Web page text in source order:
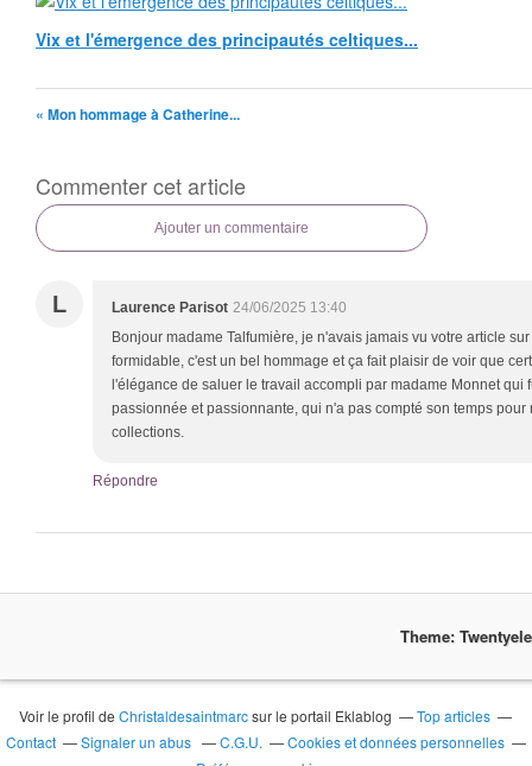
Vix et l'émergence des principautés celtiques...
« Mon hommage à Catherine...
Commenter cet article
Ajouter un commentaire
L Laurence Parisot 24/06/2025 13:40
Bonjour madame Talfumière, je n'avais jamais vu votre article
formidable, c'est un bel hommage et ça fait plaisir de voir que
l'élégance de saluer le travail accompli par madame Monnet qui
passionnée et passionnante, qui n'a pas compté son temps pour
collections.
Répondre
Theme:
Voir le profil deChristaldesaintmarcsur le portail Eklablog
Top articles
Contact
Signaler un abus C.G.U.
Cookies et données personnelles